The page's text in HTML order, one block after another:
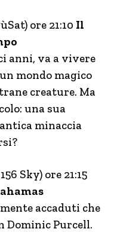
ore 21:10 Il
anni, va a vivere
mondo magico
creature. Ma
una sua
minaccia
Sky) ore 21:15
accaduti che
Dominic Purcell.